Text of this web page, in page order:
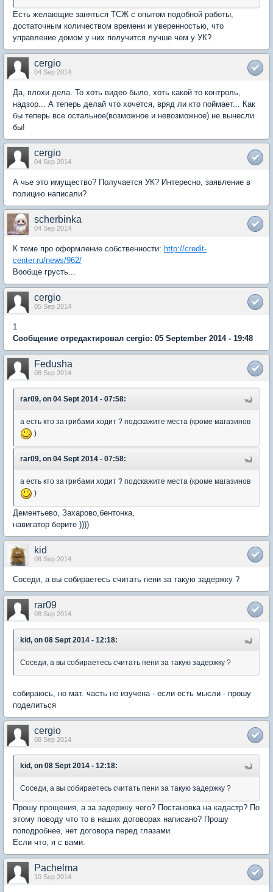
Есть желающие заняться ТСЖ с опытом подобной работы,
достаточным количеством времени и уверенностью, что
управление домом у них получится лучше чем у УК?
cergio
04 Sep 2014
Да, плохи дела. То хоть видео было, хоть какой то контроль,
надзор... А теперь делай что хочется, вряд ли кто поймает... Как
бы теперь все остальное(возможное и невозможное) не вынесли
бы!
cergio
04 Sep 2014
А чье это имущество? Получается УК? Интересно, заявление в
полицию написали?
scherbinka
04 Sep 2014
К теме про оформление собственности: http://credit-
center.ru/news/962/
Вообще грусть...
cergio
05 Sep 2014
1
Сообщение отредактировал cergio: 05 September 2014 - 19:48
Fedusha
08 Sep 2014
rar09, on 04 Sept 2014 - 07:58:
а есть кто за грибами ходит ? подскажите места (кроме магазинов
)
rar09, on 04 Sept 2014 - 07:58:
а есть кто за грибами ходит ? подскажите места (кроме магазинов
)
Дементьево, Захарово,бентонка,
навигатор берите ))))
kid
08 Sep 2014
Соседи, а вы собираетесь считать пени за такую задержку ?
rar09
08 Sep 2014
kid, on 08 Sept 2014 - 12:18:
Соседи, а вы собираетесь считать пени за такую задержку ?
собираюсь, но мат. часть не изучена - если есть мысли - прошу
поделиться
cergio
08 Sep 2014
kid, on 08 Sept 2014 - 12:18:
Соседи, а вы собираетесь считать пени за такую задержку ?
Прошу прощения, а за задержку чего? Постановка на кадастр? По
этому поводу что то в наших договорах написано? Прошу
поподробнее, нет договора перед глазами.
Если что, я с вами.
Pachelma
10 Sep 2014